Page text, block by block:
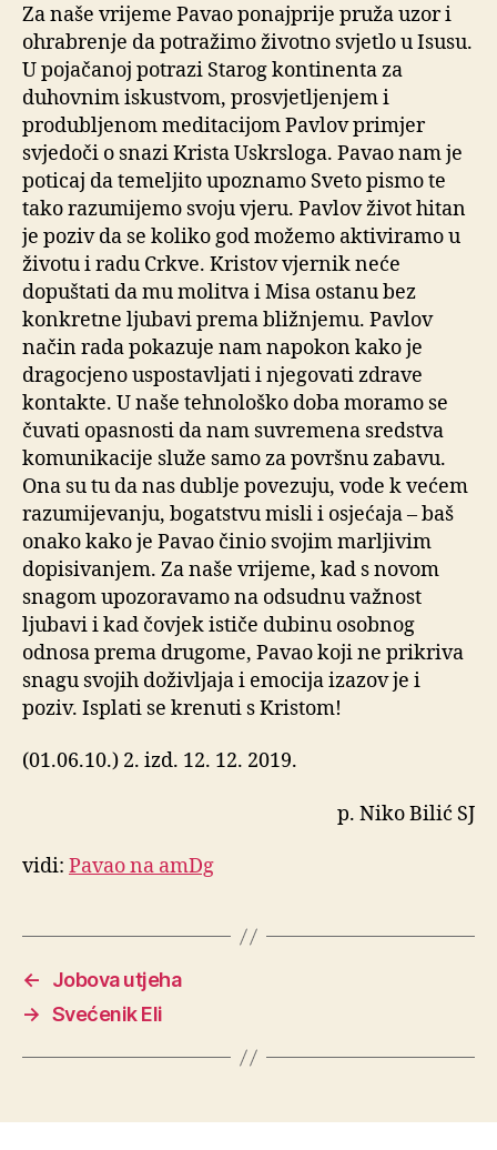
Za naše vrijeme Pavao ponajprije pruža uzor i
ohrabrenje da potražimo životno svjetlo u Isusu.
U pojačanoj potrazi Starog kontinenta za
duhovnim iskustvom, prosvjetljenjem i
produbljenom meditacijom Pavlov primjer
svjedoči o snazi Krista Uskrsloga. Pavao nam je
poticaj da temeljito upoznamo Sveto pismo te
tako razumijemo svoju vjeru. Pavlov život hitan
je poziv da se koliko god možemo aktiviramo u
životu i radu Crkve. Kristov vjernik neće
dopuštati da mu molitva i Misa ostanu bez
konkretne ljubavi prema bližnjemu. Pavlov
način rada pokazuje nam napokon kako je
dragocjeno uspostavljati i njegovati zdrave
kontakte. U naše tehnološko doba moramo se
čuvati opasnosti da nam suvremena sredstva
komunikacije služe samo za površnu zabavu.
Ona su tu da nas dublje povezuju, vode k većem
razumijevanju, bogatstvu misli i osjećaja – baš
onako kako je Pavao činio svojim marljivim
dopisivanjem. Za naše vrijeme, kad s novom
snagom upozoravamo na odsudnu važnost
ljubavi i kad čovjek ističe dubinu osobnog
odnosa prema drugome, Pavao koji ne prikriva
snagu svojih doživljaja i emocija izazov je i
poziv. Isplati se krenuti s Kristom!
(01.06.10.) 2. izd. 12. 12. 2019.
p. Niko Bilić SJ
vidi: Pavao na amDg
←
Jobova utjeha
→ Svećenik Eli